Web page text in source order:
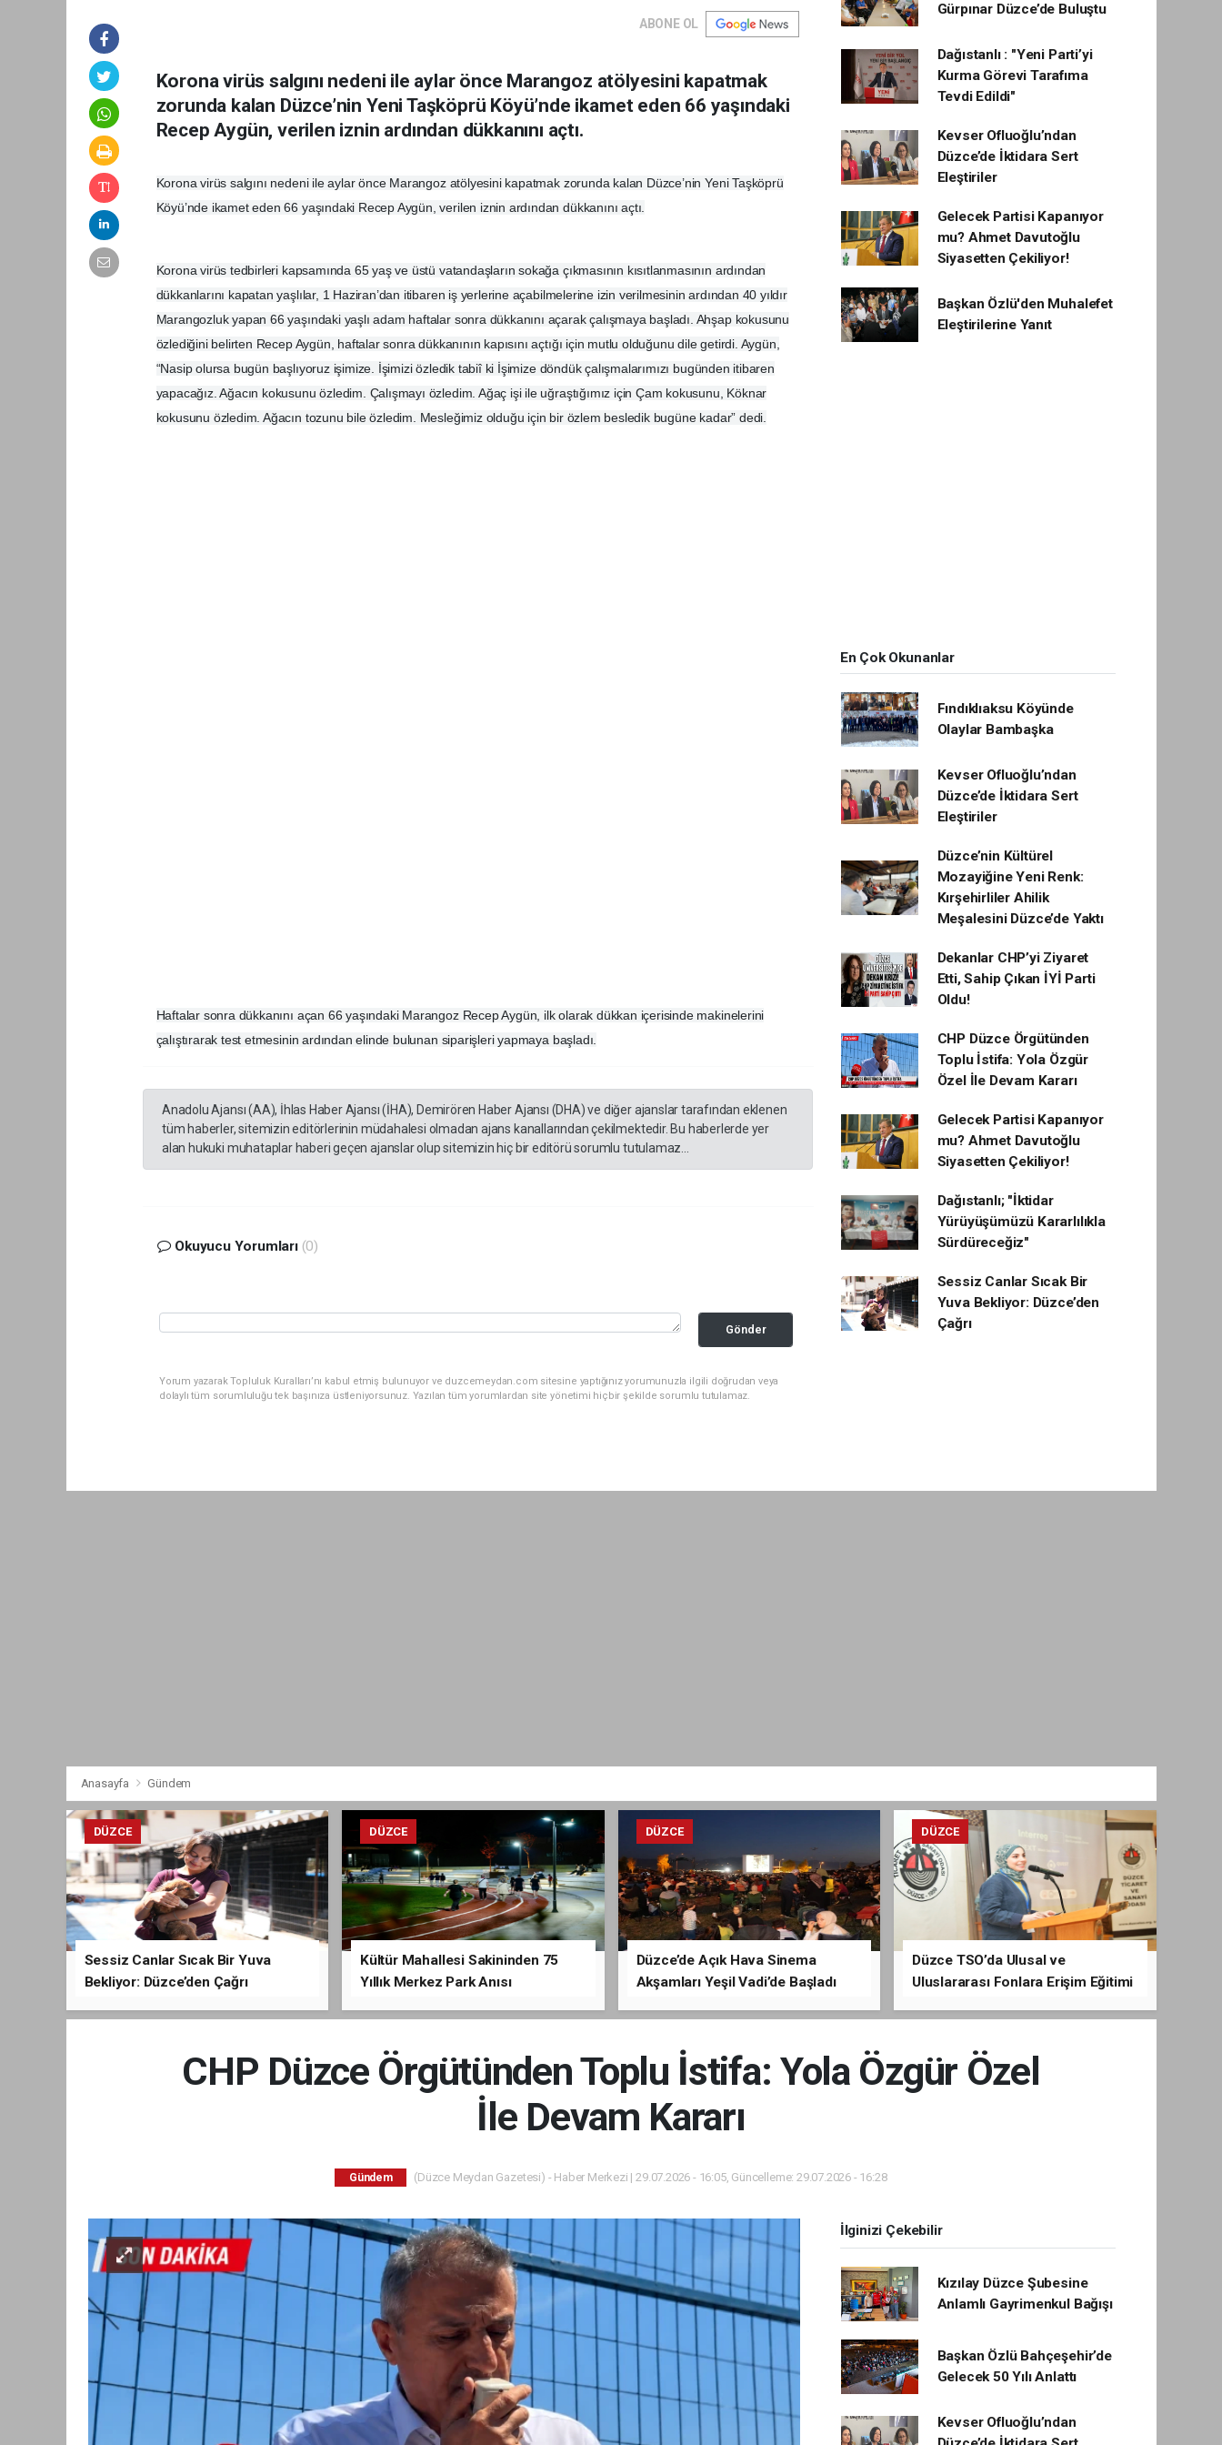
ABONE OL
Korona virüs salgını nedeni ile aylar önce Marangoz atölyesini kapatmak
zorunda kalan Düzce’nin Yeni Taşköprü Köyü’nde ikamet eden 66 yaşındaki
Recep Aygün, verilen iznin ardından dükkanını açtı.
Korona virüs salgını nedeni ile aylar önce Marangoz atölyesini kapatmak zorunda kalan Düzce’nin Yeni Taşköprü
Köyü’nde ikamet eden 66 yaşındaki Recep Aygün, verilen iznin ardından dükkanını açtı.
Korona virüs tedbirleri kapsamında 65 yaş ve üstü vatandaşların sokağa çıkmasının kısıtlanmasının ardından
dükkanlarını kapatan yaşlılar, 1 Haziran’dan itibaren iş yerlerine açabilmelerine izin verilmesinin ardından 40 yıldır
Marangozluk yapan 66 yaşındaki yaşlı adam haftalar sonra dükkanını açarak çalışmaya başladı. Ahşap kokusunu
özlediğini belirten Recep Aygün, haftalar sonra dükkanının kapısını açtığı için mutlu olduğunu dile getirdi. Aygün,
“Nasip olursa bugün başlıyoruz işimize. İşimizi özledik tabiî ki İşimize döndük çalışmalarımızı bugünden itibaren
yapacağız. Ağacın kokusunu özledim. Çalışmayı özledim. Ağaç işi ile uğraştığımız için Çam kokusunu, Köknar
kokusunu özledim. Ağacın tozunu bile özledim. Mesleğimiz olduğu için bir özlem besledik bugüne kadar” dedi.
Haftalar sonra dükkanını açan 66 yaşındaki Marangoz Recep Aygün, ilk olarak dükkan içerisinde makinelerini
çalıştırarak test etmesinin ardından elinde bulunan siparişleri yapmaya başladı.
Anadolu Ajansı (AA), İhlas Haber Ajansı (İHA), Demirören Haber Ajansı (DHA) ve diğer ajanslar tarafından eklenen
tüm haberler, sitemizin editörlerinin müdahalesi olmadan ajans kanallarından çekilmektedir. Bu haberlerde yer
alan hukuki muhataplar haberi geçen ajanslar olup sitemizin hiç bir editörü sorumlu tutulamaz...
Okuyucu Yorumları (0)
Gönder
Yorum yazarak Topluluk Kuralları’nı kabul etmiş bulunuyor ve duzcemeydan.com sitesine yaptığınız yorumunuzla ilgili doğrudan veya
dolaylı tüm sorumluluğu tek başınıza üstleniyorsunuz. Yazılan tüm yorumlardan site yönetimi hiçbir şekilde sorumlu tutulamaz.
Gürpınar Düzce’de Buluştu
Dağıstanlı : "Yeni Parti’yi
Kurma Görevi Tarafıma
Tevdi Edildi"
Kevser Ofluoğlu’ndan
Düzce’de İktidara Sert
Eleştiriler
Gelecek Partisi Kapanıyor
mu? Ahmet Davutoğlu
Siyasetten Çekiliyor!
Başkan Özlü'den Muhalefet
Eleştirilerine Yanıt
En Çok Okunanlar
Fındıklıaksu Köyünde
Olaylar Bambaşka
Kevser Ofluoğlu’ndan
Düzce’de İktidara Sert
Eleştiriler
Düzce’nin Kültürel
Mozayiğine Yeni Renk:
Kırşehirliler Ahilik
Meşalesini Düzce’de Yaktı
Dekanlar CHP’yi Ziyaret
Etti, Sahip Çıkan İYİ Parti
Oldu!
CHP Düzce Örgütünden
Toplu İstifa: Yola Özgür
Özel İle Devam Kararı
Gelecek Partisi Kapanıyor
mu? Ahmet Davutoğlu
Siyasetten Çekiliyor!
Dağıstanlı; "İktidar
Yürüyüşümüzü Kararlılıkla
Sürdüreceğiz"
Sessiz Canlar Sıcak Bir
Yuva Bekliyor: Düzce’den
Çağrı
Anasayfa Gündem
DÜZCE
Sessiz Canlar Sıcak Bir Yuva
Bekliyor: Düzce’den Çağrı
DÜZCE
Kültür Mahallesi Sakininden 75
Yıllık Merkez Park Anısı
DÜZCE
Düzce’de Açık Hava Sinema
Akşamları Yeşil Vadi’de Başladı
DÜZCE
Düzce TSO’da Ulusal ve
Uluslararası Fonlara Erişim Eğitimi
CHP Düzce Örgütünden Toplu İstifa: Yola Özgür Özel
İle Devam Kararı
Gündem (Düzce Meydan Gazetesi) - Haber Merkezi | 29.07.2026 - 16:05, Güncelleme: 29.07.2026 - 16:28
İlginizi Çekebilir
Kızılay Düzce Şubesine
Anlamlı Gayrimenkul Bağışı
Başkan Özlü Bahçeşehir’de
Gelecek 50 Yılı Anlattı
Kevser Ofluoğlu’ndan